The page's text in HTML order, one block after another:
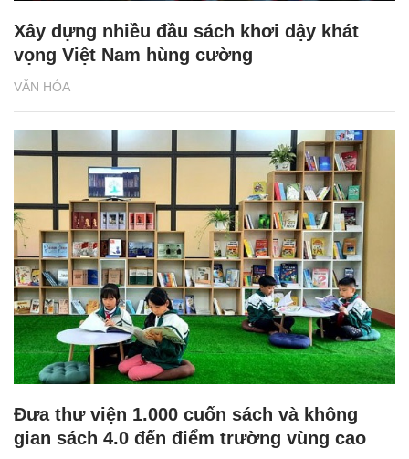
VĂN HÓA
Xây dựng nhiều đầu sách khơi dậy khát
vọng Việt Nam hùng cường
Đưa thư viện 1.000 cuốn sách và không
gian sách 4.0 đến điểm trường vùng cao